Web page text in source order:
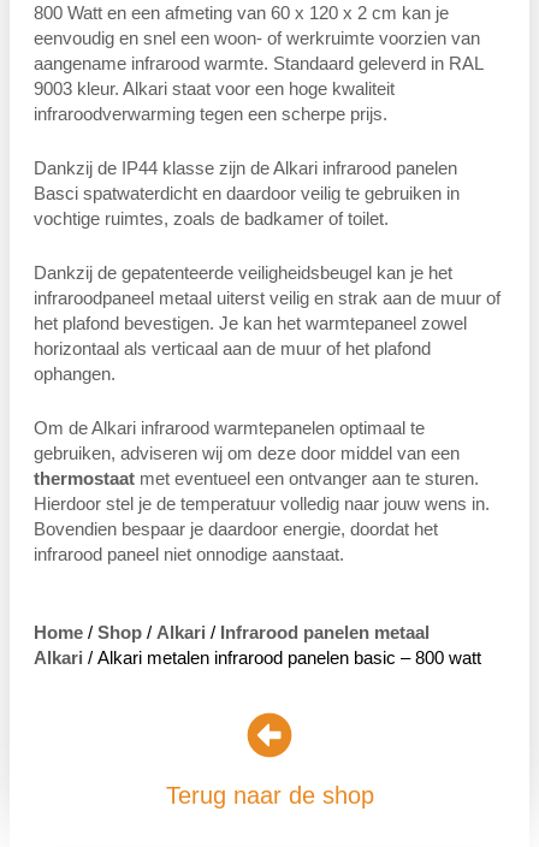
800 Watt en een afmeting van 60 x 120 x 2 cm kan je
eenvoudig en snel een woon- of werkruimte voorzien van
aangename infrarood warmte. Standaard geleverd in RAL
9003 kleur. Alkari staat voor een hoge kwaliteit
infraroodverwarming tegen een scherpe prijs.
Dankzij de IP44 klasse zijn de Alkari infrarood panelen
Basci spatwaterdicht en daardoor veilig te gebruiken in
vochtige ruimtes, zoals de badkamer of toilet.
Dankzij de gepatenteerde veiligheidsbeugel kan je het
infraroodpaneel metaal uiterst veilig en strak aan de muur of
het plafond bevestigen. Je kan het warmtepaneel zowel
horizontaal als verticaal aan de muur of het plafond
ophangen.
Om de Alkari infrarood warmtepanelen optimaal te
gebruiken, adviseren wij om deze door middel van een
thermostaat met eventueel een ontvanger aan te sturen.
Hierdoor stel je de temperatuur volledig naar jouw wens in.
Bovendien bespaar je daardoor energie, doordat het
infrarood paneel niet onnodige aanstaat.
Home / Shop / Alkari / Infrarood panelen metaal
Alkari / Alkari metalen infrarood panelen basic – 800 watt
Terug naar de shop